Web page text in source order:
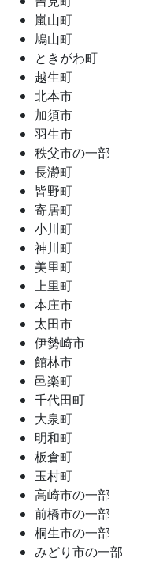
嵐山町
鳩山町
ときがわ町
越生町
北本市
加須市
羽生市
秩父市の一部
長瀞町
皆野町
寄居町
小川町
神川町
美里町
上里町
本庄市
太田市
伊勢崎市
館林市
邑楽町
千代田町
大泉町
明和町
板倉町
玉村町
高崎市の一部
前橋市の一部
桐生市の一部
みどり市の一部